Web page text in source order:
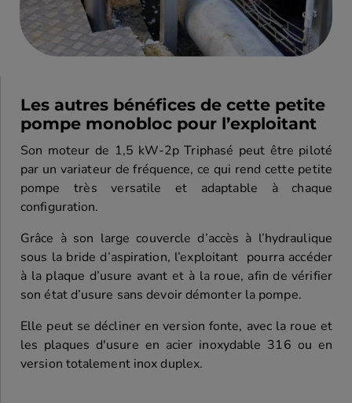
Les autres bénéfices de cette petite
pompe monobloc pour l’exploitant
Son moteur de 1,5 kW-2p Triphasé peut être piloté
par un variateur de fréquence, ce qui rend cette petite
pompe très versatile et adaptable à chaque
configuration.
Grâce à son large couvercle d’accès à l’hydraulique
sous la bride d’aspiration, l’exploitant pourra accéder
à la plaque d’usure avant et à la roue, afin de vérifier
son état d’usure sans devoir démonter la pompe.
Elle peut se décliner en version fonte, avec la roue et
les plaques d'usure en acier inoxydable 316 ou en
version totalement inox duplex.